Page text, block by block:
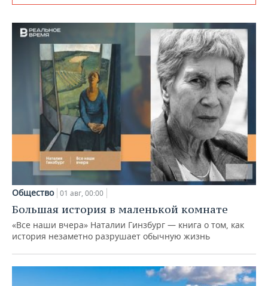
Общество 01 авг, 00:00
Большая история в маленькой комнате
«Все наши вчера» Наталии Гинзбург — книга о том, как
история незаметно разрушает обычную жизнь